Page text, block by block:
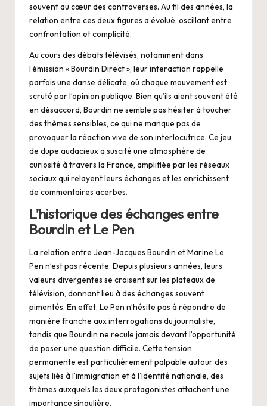
souvent au cœur des controverses. Au fil des années, la
relation entre ces deux figures a évolué, oscillant entre
confrontation et complicité.
Au cours des débats télévisés, notamment dans
l’émission « Bourdin Direct », leur interaction rappelle
parfois une danse délicate, où chaque mouvement est
scruté par l’opinion publique. Bien qu’ils aient souvent été
en désaccord, Bourdin ne semble pas hésiter à toucher
des thèmes sensibles, ce qui ne manque pas de
provoquer la réaction vive de son interlocutrice. Ce jeu
de dupe audacieux a suscité une atmosphère de
curiosité à travers la France, amplifiée par les réseaux
sociaux qui relayent leurs échanges et les enrichissent
de commentaires acerbes.
L’historique des échanges entre
Bourdin et Le Pen
La relation entre Jean-Jacques Bourdin et Marine Le
Pen n’est pas récente. Depuis plusieurs années, leurs
valeurs divergentes se croisent sur les plateaux de
télévision, donnant lieu à des échanges souvent
pimentés. En effet, Le Pen n’hésite pas à répondre de
manière franche aux interrogations du journaliste,
tandis que Bourdin ne recule jamais devant l’opportunité
de poser une question difficile. Cette tension
permanente est particulièrement palpable autour des
sujets liés à l’immigration et à l’identité nationale, des
thèmes auxquels les deux protagonistes attachent une
importance singulière.